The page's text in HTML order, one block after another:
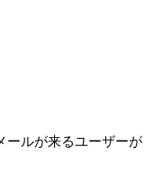
ールが来るユーザーが